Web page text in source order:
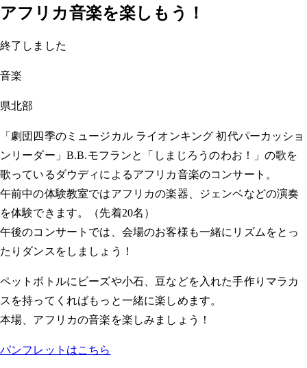
アフリカ音楽を楽しもう！
終了しました
音楽
県北部
「劇団四季のミュージカル ライオンキング 初代パーカッショ
ンリーダー」B.B.モフランと「しまじろうのわお！」の歌を
歌っているダウディによるアフリカ音楽のコンサート。
午前中の体験教室ではアフリカの楽器、ジェンベなどの演奏
を体験できます。（先着20名）
午後のコンサートでは、会場のお客様も一緒にリズムをとっ
たりダンスをしましょう！
ペットボトルにビーズや小石、豆などを入れた手作りマラカ
スを持ってくればもっと一緒に楽しめます。
本場、アフリカの音楽を楽しみましょう！
パンフレットはこちら